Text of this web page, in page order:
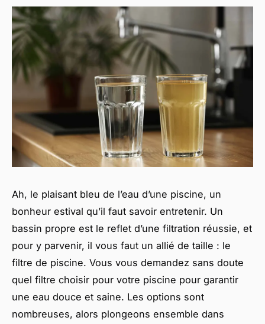
Ah, le plaisant bleu de l’eau d’une piscine, un
bonheur estival qu’il faut savoir entretenir. Un
bassin propre est le reflet d’une filtration réussie, et
pour y parvenir, il vous faut un allié de taille : le
filtre de piscine. Vous vous demandez sans doute
quel filtre choisir pour votre piscine pour garantir
une eau douce et saine. Les options sont
nombreuses, alors plongeons ensemble dans